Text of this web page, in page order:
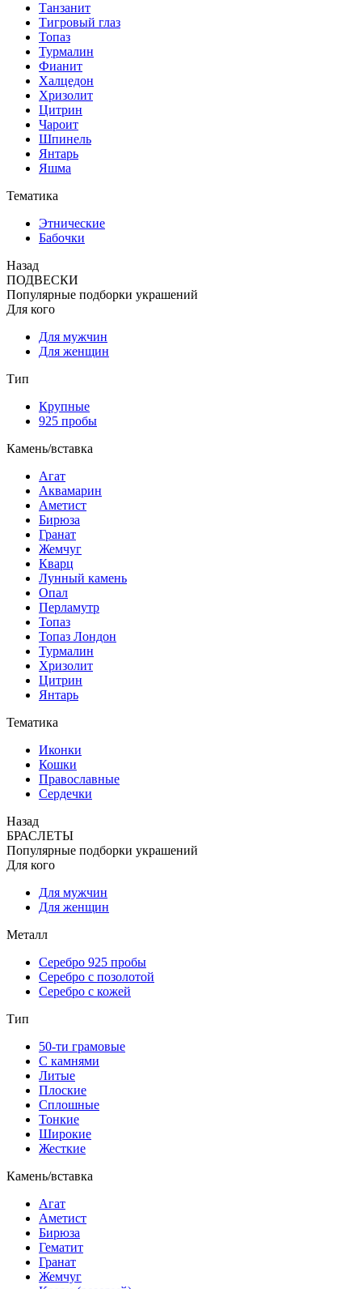
Танзанит
Тигровый глаз
Топаз
Турмалин
Фианит
Халцедон
Хризолит
Цитрин
Чароит
Шпинель
Янтарь
Яшма
Тематика
Этнические
Бабочки
Назад
ПОДВЕСКИ
Популярные подборки украшений
Для кого
Для мужчин
Для женщин
Тип
Крупные
925 пробы
Камень/вставка
Агат
Аквамарин
Аметист
Бирюза
Гранат
Жемчуг
Кварц
Лунный камень
Опал
Перламутр
Топаз
Топаз Лондон
Турмалин
Хризолит
Цитрин
Янтарь
Тематика
Иконки
Кошки
Православные
Сердечки
Назад
БРАСЛЕТЫ
Популярные подборки украшений
Для кого
Для мужчин
Для женщин
Металл
Серебро 925 пробы
Серебро с позолотой
Серебро с кожей
Тип
50-ти грамовые
С камнями
Литые
Плоские
Сплошные
Тонкие
Широкие
Жесткие
Камень/вставка
Агат
Аметист
Бирюза
Гематит
Гранат
Жемчуг